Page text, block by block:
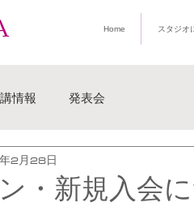
Home スタジオ
情報 発表会
・新規入会
2月28日